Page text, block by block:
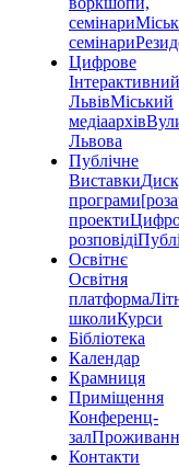
семінари
семінари
Цифрове
Інтерактивний
ЛьвівМіський
медіаархів
Львова
Публічне
Виставки
програми
проекти
розповіді
Освітнє
Освітня
платформа
школиКурси
Бібліотека
Календар
Крамниця
Приміщення
Конференц-
зал
Контакти